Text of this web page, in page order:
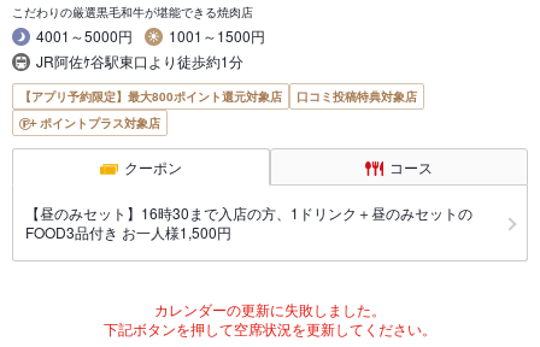
こだわりの厳選黒毛和牛が堪能できる焼肉店
4001～5000円
1001～1500円
JR阿佐ｹ谷駅東口より徒歩約1分
【アプリ予約限定】最大800ポイント還元対象店
口コミ投稿特典対象店
ポイントプラス対象店
クーポン コース
【昼のみセット】16時30まで入店の方、1ドリンク＋昼のみセットの
FOOD3品付き お一人様1,500円
カレンダーの更新に失敗しました。
下記ボタンを押して空席状況を更新してください。